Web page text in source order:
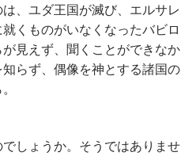
、ユダ王国が滅び、エルサレ
くものがいなくなったバビロ
見えず、聞くことができなか
らず、偶像を神とする諸国の
しょうか。そうではありませ